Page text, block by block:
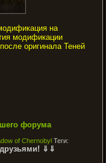
на
модификации
оригинала Теней
форума
of Chernobyl Теги:
⇓⇓